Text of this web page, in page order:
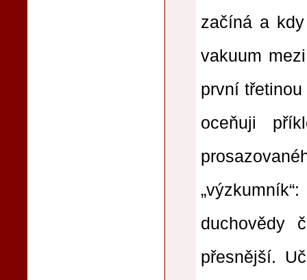
začíná a
vakuum
první
oceňuji
duchovědy
přesnější.